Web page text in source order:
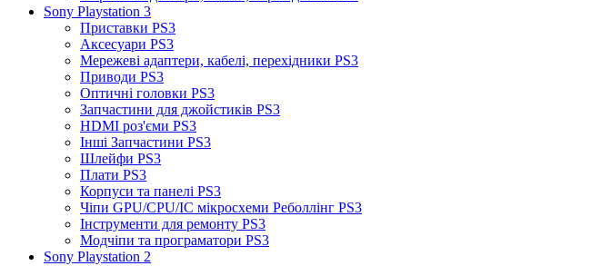
Sony Playstation 3
Приставки PS3
Аксесуари PS3
Мережеві адаптери, кабелі, перехідники PS3
Приводи PS3
Оптичні головки PS3
Запчастини для джойстиків PS3
HDMI роз'єми PS3
Інші Запчастини PS3
Шлейфи PS3
Плати PS3
Корпуси та панелі PS3
Чіпи GPU/CPU/IC мікросхеми Реболлінг PS3
Інструменти для ремонту PS3
Модчіпи та програматори PS3
Sony Playstation 2